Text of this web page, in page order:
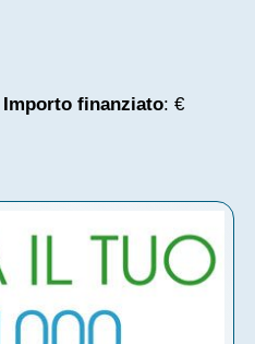
Importo finanziato: €